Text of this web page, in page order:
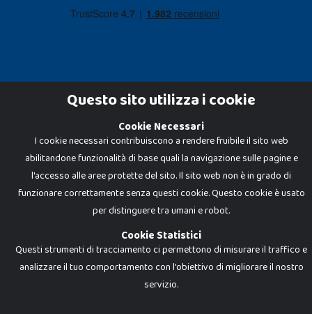
Dadi e Mattoncini è un brand di Giocabene Srl. Ogni riproduzione o utilizzo non
espressamente autorizzato è severamente vietato. Tutti i loghi, marchi,
brand elencati nel presente shop sono di proprietà dei rispettivi titolari.
I prezzi e le promozioni pubblicate potrebbero differire da quanto esposto in
negozio.
Giocabene Srl - via della Posta 8, 20123 Milano (MI)
P.IVA 02608090425 - REA AN201199 - C.S. 10.000 i.v.
Questo sito utilizza i cookie
Cookie Necessari
I cookie necessari contribuiscono a rendere fruibile il sito web
abilitandone funzionalità di base quali la navigazione sulle pagine e
l'accesso alle aree protette del sito. Il sito web non è in grado di
funzionare correttamente senza questi cookie. Questo cookie è usato
per distinguere tra umani e robot.
Cookie Statistici
Questi strumenti di tracciamento ci permettono di misurare il traffico e
analizzare il tuo comportamento con l'obiettivo di migliorare il nostro
servizio.